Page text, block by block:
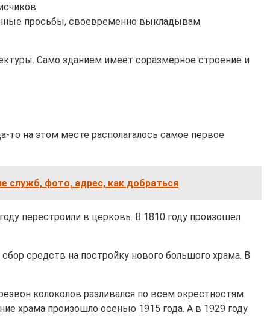
просьбы, своевременно выкладывам
Само зданием имеет соразмерное строение и
на этом месте располагалось самое первое
служб, фото, адрес, как добраться
перестроили в церковь. В 1810 году произошел
средств на постройку нового большого храма. В
колоколов разливался по всем окрестностям.
храма произошло осенью 1915 года. А в 1929 году